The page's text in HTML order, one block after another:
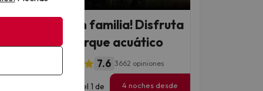
Costa Brava en familia! Disfruta
hotel 4* con parque acuático
7.6 3662 opiniones
para viajar: hasta el 1 de
4 noches desde